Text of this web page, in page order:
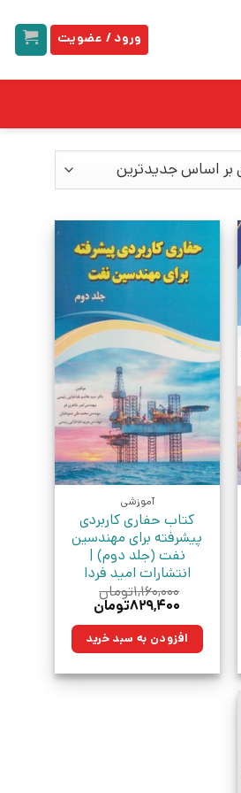
ورود / عضویت
آموزشی
کتاب حفاری کاربردی
پیشرفته برای مهندسین
نفت (جلد دوم) |
انتشارات امید فردا
۱,۱۶۰,۰۰۰تومان
قیمت
۱,۱۶۰,۰۰۰تومان
بود.
۸۲۹,۴۰۰تومانقیمت
۸۲۹,۴۰۰تومان.افزودن به سبد خرید